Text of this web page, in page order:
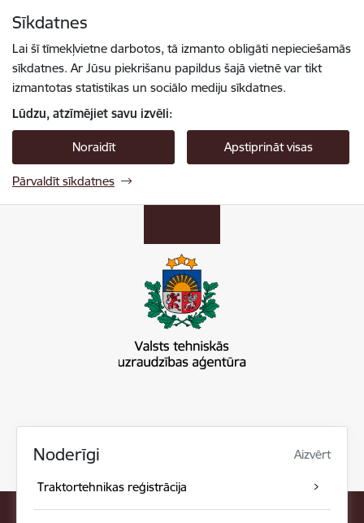
Sīkdatnes
Lai šī tīmekļvietne darbotos, tā izmanto obligāti nepieciešamās
sīkdatnes. Ar Jūsu piekrišanu papildus šajā vietnē var tikt
izmantotas statistikas un sociālo mediju sīkdatnes.
Lūdzu, atzīmējiet savu izvēli:
Noraidīt Apstiprināt visas
Pārvaldīt sīkdatnes
Noderīgi Aizvērt
Traktortehnikas reģistrācija